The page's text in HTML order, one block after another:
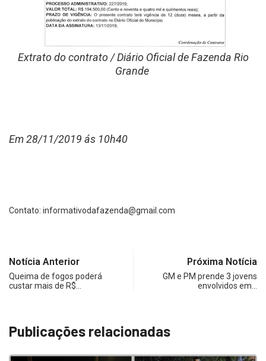
Extrato do contrato / Diário Oficial de Fazenda Rio
Grande
Em 28/11/2019 ás 10h40
Contato: informativodafazenda@gmail.com
Notícia Anterior
Queima de fogos poderá
custar mais de R$…
Próxima Notícia
GM e PM prende 3 jovens
envolvidos em…
Publicações relacionadas